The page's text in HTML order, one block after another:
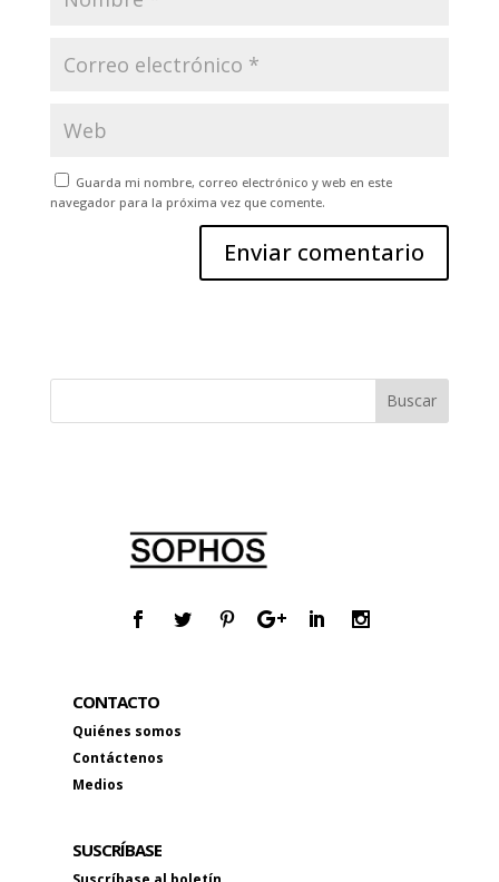
Guarda mi nombre, correo electrónico y web en este
navegador para la próxima vez que comente.
CONTACTO
Quiénes somos
Contáctenos
Medios
SUSCRÍBASE